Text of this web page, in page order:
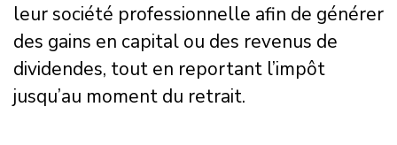
leur société professionnelle afin de générer
des gains en capital ou des revenus de
dividendes, tout en reportant l’impôt
jusqu’au moment du retrait.